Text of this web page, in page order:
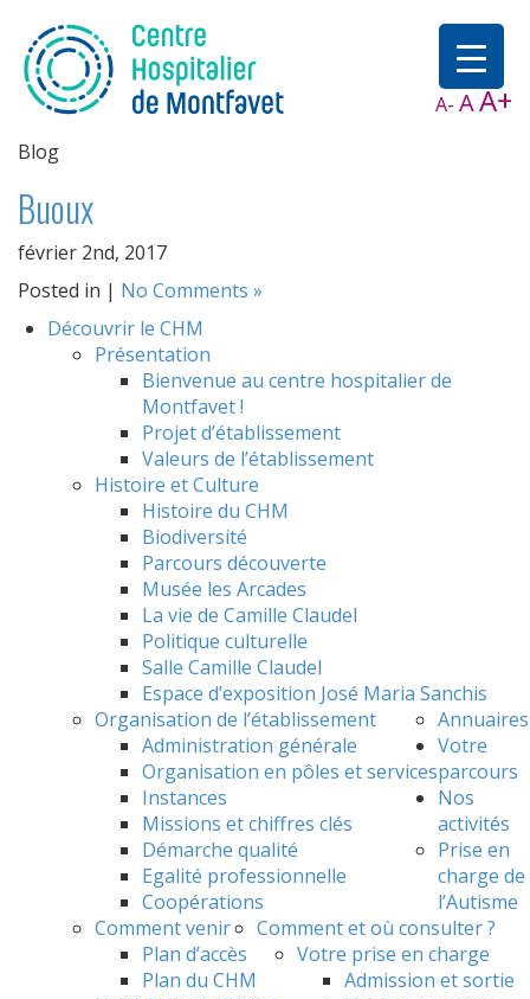
A- AA+
Blog
Buoux
février 2nd, 2017
Posted in | No Comments »
Découvrir le CHM
Présentation
Bienvenue au centre hospitalier de
Montfavet !
Projet d’établissement
Valeurs de l’établissement
Histoire et Culture
Histoire du CHM
Biodiversité
Parcours découverte
Musée les Arcades
La vie de Camille Claudel
Politique culturelle
Salle Camille Claudel
Espace d’exposition José Maria Sanchis
Organisation de l’établissement
Administration générale
Organisation en pôles et services
Instances
Missions et chiffres clés
Démarche qualité
Egalité professionnelle
Coopérations
Annuaires
Comment venir
Plan d’accès
Plan du CHM
Votre
parcours
Comment et où consulter ?
Votre prise en charge
Admission et sortie
Nos
activités
Prise en
charge de
l’Autisme